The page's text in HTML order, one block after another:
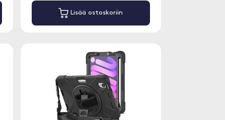
Lisää ostoskoriin